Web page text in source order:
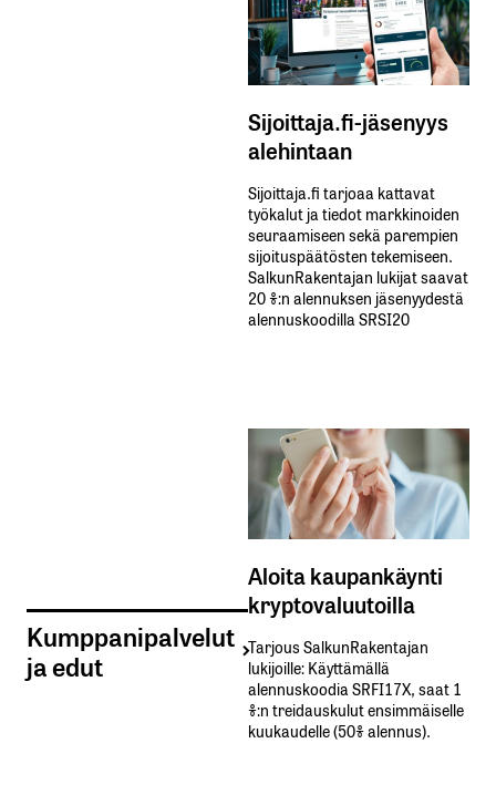
Kumppanipalvelut
ja edut
Sijoittaja.fi-jäsenyys
alehintaan
Sijoittaja.fi tarjoaa kattavat
työkalut ja tiedot markkinoiden
seuraamiseen sekä parempien
sijoituspäätösten tekemiseen.
SalkunRakentajan lukijat saavat
20 %:n alennuksen jäsenyydestä
alennuskoodilla SRSI20
Aloita kaupankäynti
kryptovaluutoilla
Tarjous SalkunRakentajan
lukijoille: Käyttämällä​ ​
alennuskoodia​ ​SRFI17X,​ ​saat​ ​1
%:n treidauskulut​ ​ensimmäiselle​ ​
kuukaudelle​ ​(50%​ ​alennus).